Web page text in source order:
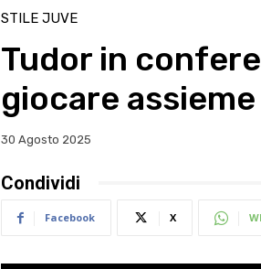
STILE JUVE
Tudor in
giocare assieme
30 Agosto 2025
Condividi
Facebook X